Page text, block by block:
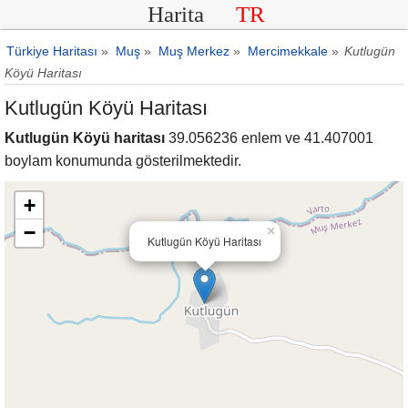
Harita TR
Türkiye Haritası » Muş » Muş Merkez » Mercimekkale » Kutlugün
Köyü Haritası
Kutlugün Köyü Haritası
Kutlugün Köyü haritası 39.056236 enlem ve 41.407001
boylam konumunda gösterilmektedir.
Kutlugün Köyü Haritası
×
+
−